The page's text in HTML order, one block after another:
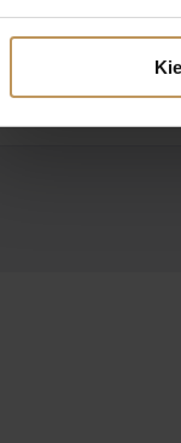
Vikke Vuono